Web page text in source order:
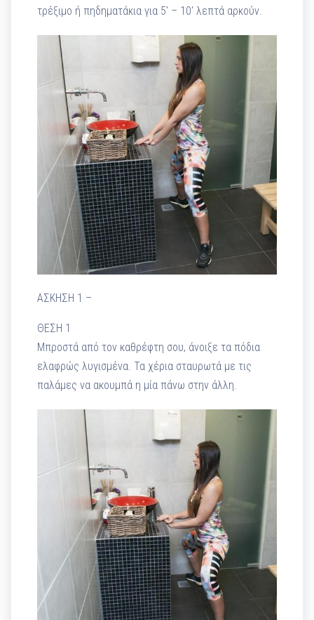
τρέξιμο ή πηδηματάκια για 5′ – 10′ λεπτά αρκούν.
ΑΣΚΗΣΗ 1 –
ΘΕΣΗ 1
Μπροστά από τον καθρέφτη σου, άνοιξε τα πόδια
ελαφρώς λυγισμένα. Τα χέρια σταυρωτά με τις
παλάμες να ακουμπά η μία πάνω στην άλλη.